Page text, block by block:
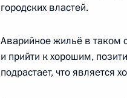
Телефонный разговор
Мухаммедом Бен
городских властей.
Аварийное жильё в таком
и прийти к хорошим,
подрастает, что является